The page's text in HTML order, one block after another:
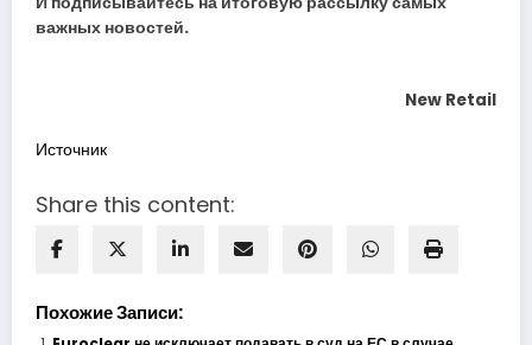
важных новостей.
New Retail
Источник
Share this content:
Похожие Записи: